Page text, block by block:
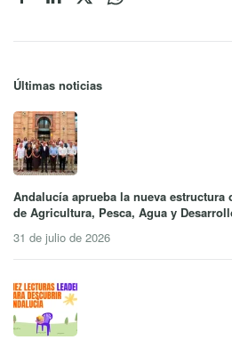
Últimas noticias
Andalucía aprueba la nueva estructura
de Agricultura, Pesca, Agua y
31 de julio de 2026